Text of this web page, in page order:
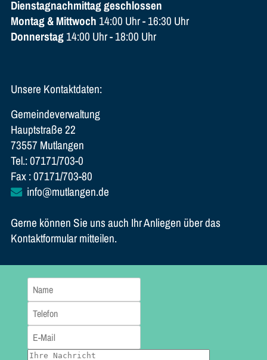
Dienstagnachmittag geschlossen
Montag & Mittwoch 14:00 Uhr - 16:30 Uhr
Donnerstag14:00 Uhr - 18:00 Uhr
Unsere Kontaktdaten:
Gemeindeverwaltung
Hauptstraße 22
73557 Mutlangen
Tel.: 07171/703-0
Fax : 07171/703-80
info@mutlangen.de
Gerne können Sie uns auch Ihr Anliegen über das
Kontaktformular mitteilen.